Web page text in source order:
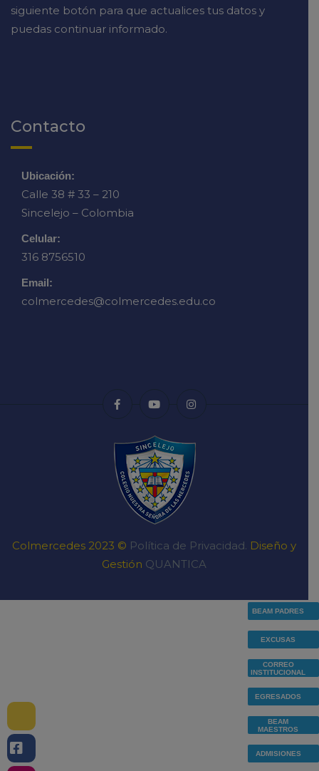
siguiente botón para que actualices tus datos y
puedas continuar informado.
Contacto
Ubicación:
Calle 38 # 33 – 210
Sincelejo – Colombia
Celular:
316 8756510
Email:
colmercedes@colmercedes.edu.co
Colmercedes 2023 © Política de Privacidad. Diseño y
Gestión QUANTICA
BEAM
MAESTROS
EGRESADOS
CORREO
INSTITUCIONAL
ADMISIONES
BEAM PADRES
EXCUSAS